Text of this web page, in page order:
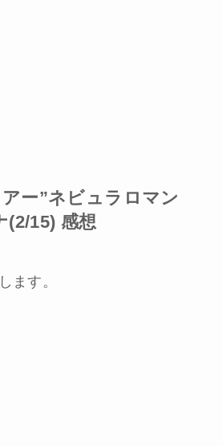
ー”ネビュラロマン
(2/15) 感想
ます。